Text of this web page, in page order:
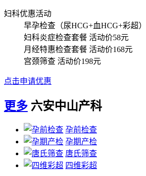
妇科优惠活动
早孕检查（尿HCG+血HCG+彩超）
妇科炎症检查套餐 活动价58元
月经特惠检查套餐 活动价168元
宫颈筛查 活动价198元
点击申请优惠
更多 六安中山产科
孕前检查
孕期产检
唐氏筛查
四维彩超